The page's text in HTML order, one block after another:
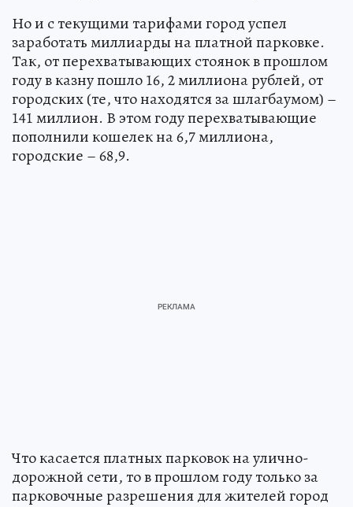
Но и с текущими тарифами город успел
заработать миллиарды на платной парковке.
Так, от перехватывающих стоянок в прошлом
году в казну пошло 16, 2 миллиона рублей, от
городских (те, что находятся за шлагбаумом) –
141 миллион. В этом году перехватывающие
пополнили кошелек на 6,7 миллиона,
городские – 68,9.
Что касается платных парковок на улично-
дорожной сети, то в прошлом году только за
парковочные разрешения для жителей город